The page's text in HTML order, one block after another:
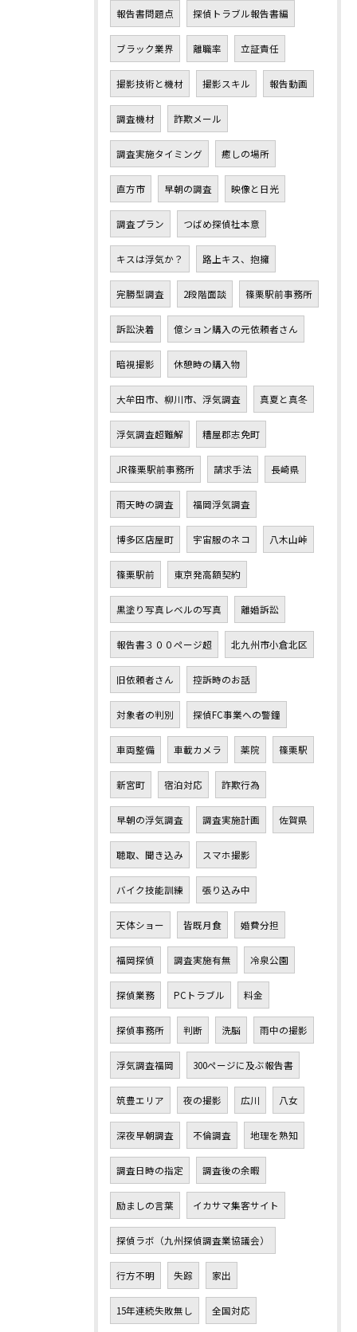
報告書問題点 探偵トラブル報告書編
ブラック業界 離職率 立証責任
撮影技術と機材 撮影スキル 報告動画
調査機材 詐欺メール
調査実施タイミング 癒しの場所
直方市 早朝の調査 映像と日光
調査プラン つばめ探偵社本意
キスは浮気か？ 路上キス、抱擁
完勝型調査 2段階面談 篠栗駅前事務所
訴訟決着 億ション購入の元依頼者さん
暗視撮影 休憩時の購入物
大牟田市、柳川市、浮気調査 真夏と真冬
浮気調査超難解 糟屋郡志免町
JR篠栗駅前事務所 請求手法 長崎県
雨天時の調査 福岡浮気調査
博多区店屋町 宇宙服のネコ 八木山峠
篠栗駅前 東京発高額契約
黒塗り写真レベルの写真 離婚訴訟
報告書３００ページ超 北九州市小倉北区
旧依頼者さん 控訴時のお話
対象者の判別 探偵FC事業への警鐘
車両整備 車載カメラ 薬院 篠栗駅
新宮町 宿泊対応 詐欺行為
早朝の浮気調査 調査実施計画 佐賀県
聴取、聞き込み スマホ撮影
バイク技能訓練 張り込み中
天体ショー 皆既月食 婚費分担
福岡探偵 調査実施有無 冷泉公園
探偵業務 PCトラブル 料金
探偵事務所 判断 洗脳 雨中の撮影
浮気調査福岡 300ページに及ぶ報告書
筑豊エリア 夜の撮影 広川 八女
深夜早朝調査 不倫調査 地理を熟知
調査日時の指定 調査後の余暇
励ましの言葉 イカサマ集客サイト
探偵ラボ（九州探偵調査業協議会）
行方不明 失踪 家出
15年連続失敗無し 全国対応